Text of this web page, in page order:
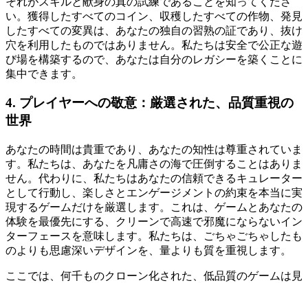
い。獲得したすべてのコイン、収穫したすべての作物、発見
したすべての変異は、あなたの独自の習熟の証であり、抜け
穴を利用したものではありません。私たちは安全で公正な遊
び場を構築するので、あなたは自分のレガシーを築くことに
集中できます。
4. プレイヤーへの敬意：厳選された、品質重視の
世界
あなたの時間は貴重であり、あなたの知性は尊重されていま
す。私たちは、あなたを凡庸さの海で圧倒することはありま
せん。代わりに、私たちはあなたの信頼できるキュレーター
として行動し、楽しさとエンゲージメントの約束を本当に実
現するゲームだけを厳選します。これは、ゲームとあなたの
体験を最優先にする、クリーンで高速で邪魔にならないイン
ターフェースを意味します。私たちは、ごちゃごちゃしたも
のよりも思慮深いデザインを、量よりも質を重視します。
ここでは、何千ものクローン化された、低品質のゲームは見